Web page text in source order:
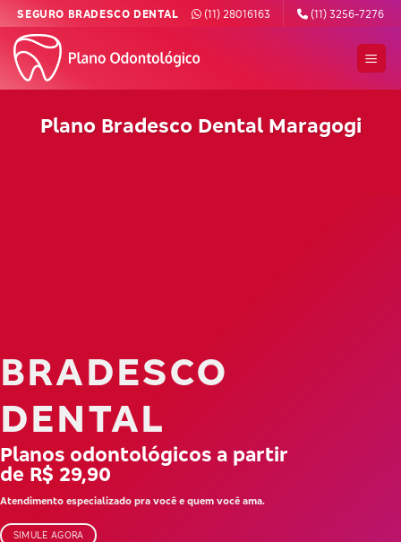
Skip
content
SEGURO BRADESCO DENTAL (11) 28016163 (11) 3256-7276
Plano Bradesco Dental Maragogi
BRADESCO
DENTAL
Planos odontológicos a partir
de R$ 29,90
Atendimento especializado pra você e quem você ama.
SIMULE AGORA